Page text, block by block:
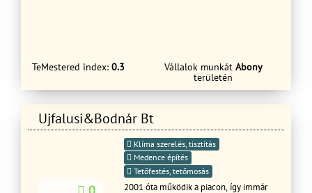
TeMestered index: 0.3 Vállalok munkát Abony
területén
Ujfalusi&Bodnár Bt
Klíma szerelés, tisztítás
Medence építés
Tetőfestés, tetőmosás
2001 óta működik a piacon, így immár